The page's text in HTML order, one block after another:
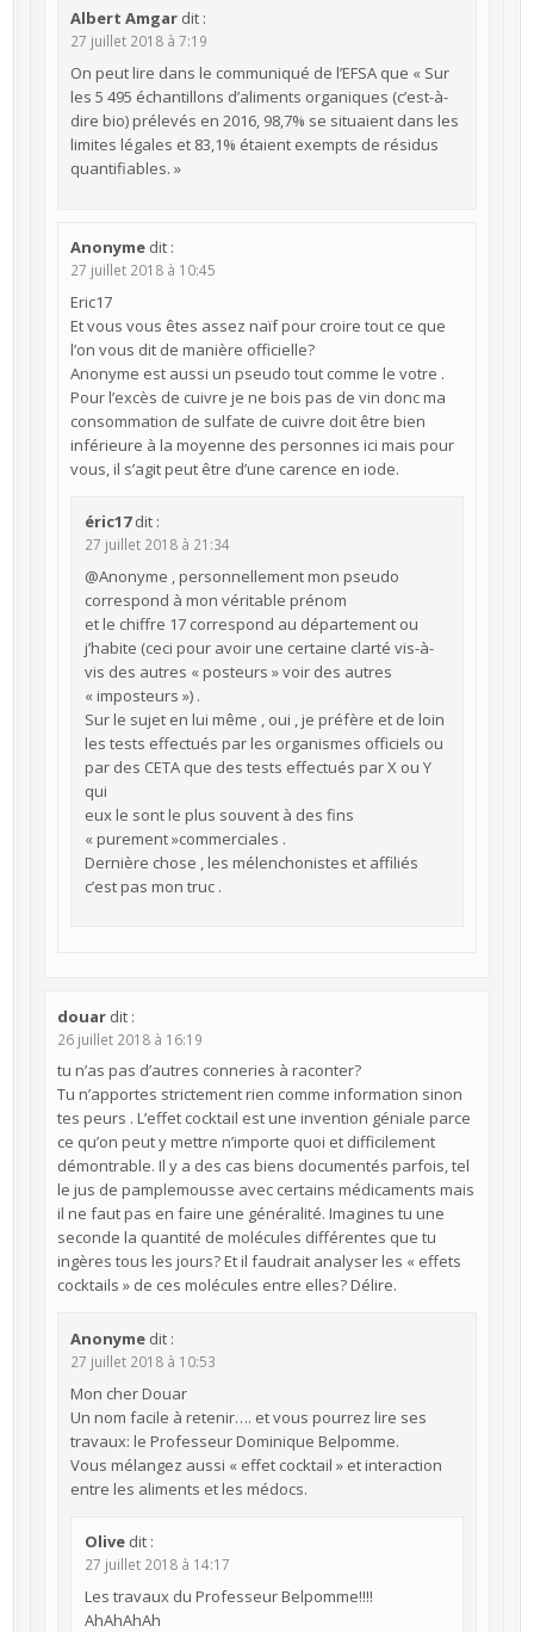
Albert Amgar dit :
27 juillet 2018 à 7:19
On peut lire dans le communiqué de l’EFSA que « Sur
les 5 495 échantillons d’aliments organiques (c’est-à-
dire bio) prélevés en 2016, 98,7% se situaient dans les
limites légales et 83,1% étaient exempts de résidus
quantifiables. »
Anonyme dit :
27 juillet 2018 à 10:45
Eric17
Et vous vous êtes assez naïf pour croire tout ce que
l’on vous dit de manière officielle?
Anonyme est aussi un pseudo tout comme le votre .
Pour l’excès de cuivre je ne bois pas de vin donc ma
consommation de sulfate de cuivre doit être bien
inférieure à la moyenne des personnes ici mais pour
vous, il s’agit peut être d’une carence en iode.
éric17 dit :
27 juillet 2018 à 21:34
@Anonyme , personnellement mon pseudo
correspond à mon véritable prénom
et le chiffre 17 correspond au département ou
j’habite (ceci pour avoir une certaine clarté vis-à-
vis des autres « posteurs » voir des autres
« imposteurs ») .
Sur le sujet en lui même , oui , je préfère et de loin
les tests effectués par les organismes officiels ou
par des CETA que des tests effectués par X ou Y
qui
eux le sont le plus souvent à des fins
« purement »commerciales .
Dernière chose , les mélenchonistes et affiliés
c’est pas mon truc .
douar dit :
26 juillet 2018 à 16:19
tu n’as pas d’autres conneries à raconter?
Tu n’apportes strictement rien comme information sinon
tes peurs . L’effet cocktail est une invention géniale parce
ce qu’on peut y mettre n’importe quoi et difficilement
démontrable. Il y a des cas biens documentés parfois, tel
le jus de pamplemousse avec certains médicaments mais
il ne faut pas en faire une généralité. Imagines tu une
seconde la quantité de molécules différentes que tu
ingères tous les jours? Et il faudrait analyser les « effets
cocktails » de ces molécules entre elles? Délire.
Anonyme dit :
27 juillet 2018 à 10:53
Mon cher Douar
Un nom facile à retenir…. et vous pourrez lire ses
travaux: le Professeur Dominique Belpomme.
Vous mélangez aussi « effet cocktail » et interaction
entre les aliments et les médocs.
Olive dit :
27 juillet 2018 à 14:17
Les travaux du Professeur Belpomme!!!!
AhAhAhAh